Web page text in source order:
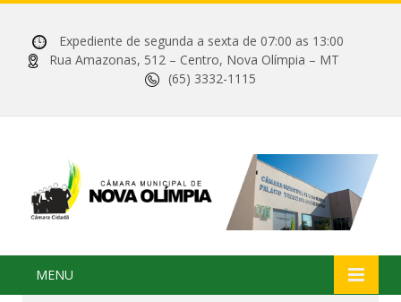
Expediente de segunda a sexta de 07:00 as 13:00
Rua Amazonas, 512 – Centro, Nova Olímpia – MT
(65) 3332-1115
MENU